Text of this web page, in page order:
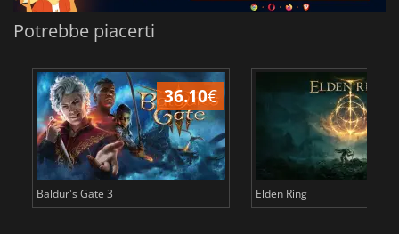
Potrebbe piacerti
36.10€
Baldur's Gate 3 Elden Ring